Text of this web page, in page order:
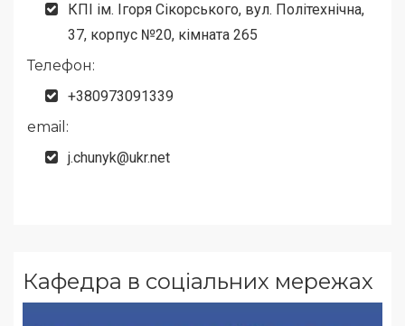
КПІ ім. Ігоря Сікорського, вул. Політехнічна,
37, корпус №20, кімната 265
Телефон:
+380973091339
email:
j.chunyk@ukr.net
Кафедра в соціальних мережах